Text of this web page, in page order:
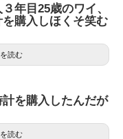
年目25歳のワイ、
購入しほくそ笑む
読む
を購入したんだが
読む